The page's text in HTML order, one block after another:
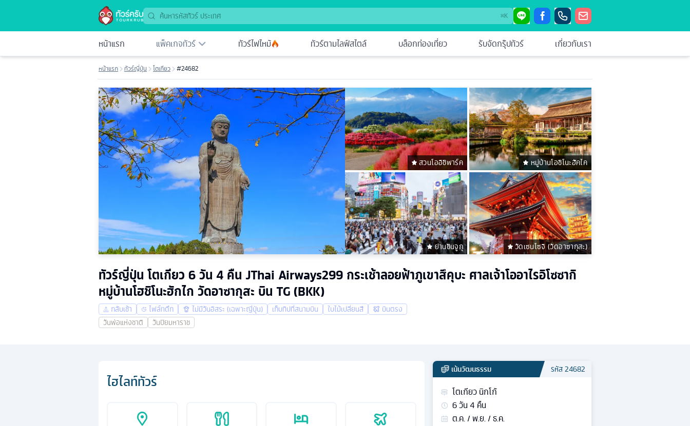
⌘K
หน้าแรก แพ็คเกจทัวร์ ทัวร์ไฟไหม้ ทัวร์ตามไลฟ์สไตล์ บล็อกท่องเที่ยว รับจัดกรุ๊ปทัวร์ เกี่ยวกับเรา
หน้าแรก ทัวร์ญี่ปุ่น โตเกียว #24682
สวนโออิชิพาร์ค หมู่บ้านโอชิโนะฮัคไค
ย่านชินจูกุ วัดเซนโซจิ (วัดอาซากุสะ)
ทัวร์ญี่ปุ่น โตเกียว 6 วัน 4 คืน JThai Airways299 กระเช้าลอยฟ้าภูเขาสึคุบะ ศาลเจ้าโออาไรอิโซซากิ
หมู่บ้านโฮชิโนะฮักไก วัดอาซากุสะ บิน TG (BKK)
กลับเช้า ไฟล์ทดึก ไม่มีวันอิสระ (เฉพาะญี่ปุ่น) เก็บทิปที่สนามบิน ใบไม้เปลี่ยนสี
บินตรง
วันพ่อแห่งชาติ
วันปิยมหาราช
ไฮไลท์ทัวร์
เน้นวัฒนธรรม รหัส24682
โตเกียว นิกโก้
6วัน4 คืน
ต.ค. / พ.ย. / ธ.ค.